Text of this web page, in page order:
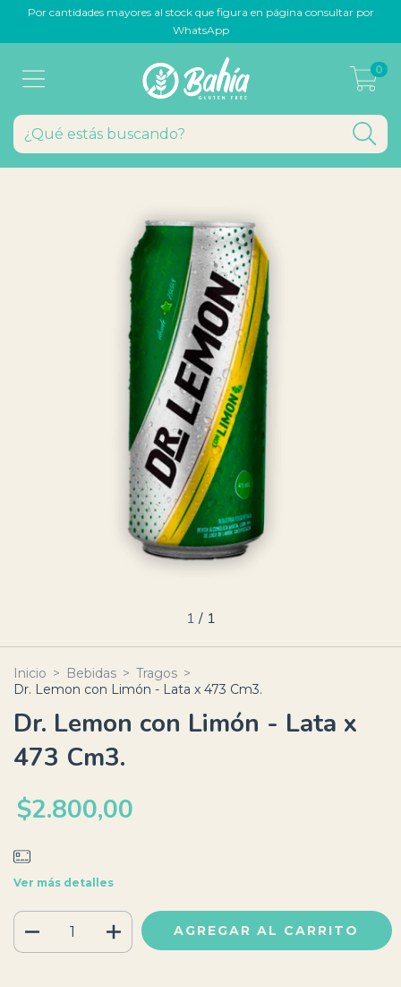
Por cantidades mayores al stock que figura en página consultar por
WhatsApp
0
1 / 1
Inicio > Bebidas > Tragos >
Dr. Lemon con Limón - Lata x 473 Cm3.
Dr. Lemon con Limón - Lata x
473 Cm3.
$2.800,00
Ver más detalles